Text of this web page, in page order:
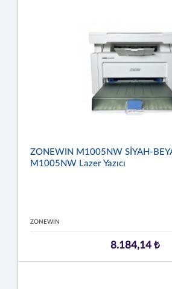
ZONEWIN M1005NW SİYAH-
M1005NW Lazer Yazıcı
ZONEWIN
8.184,14 ₺